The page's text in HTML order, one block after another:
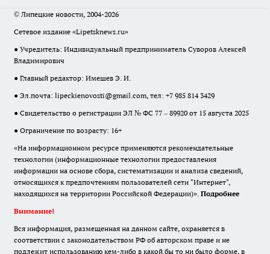
© Липецкие новости, 2004-2026
Сетевое издание «Lipetsknews.ru»
● Учредитель: Индивидуальный предприниматель Суворов Алексей
Владимирович
● Главный редактор: Имешев Э. И.
● Эл.почта: lipeckienovosti@gmail.com, тел: +7 985 814 3429
● Свидетельство о регистрации ЭЛ № ФС 77 – 89920 от 15 августа 2025
● Ограничение по возрасту: 16+
«На информационном ресурсе применяются рекомендательные
технологии (информационные технологии предоставления
информации на основе сбора, систематизации и анализа сведений,
относящихся к предпочтениям пользователей сети "Интернет",
находящихся на территории Российской Федерации)». Подробнее
Внимание!
Вся информация, размещенная на данном сайте, охраняется в
соответствии с законодательством РФ об авторском праве и не
подлежит использованию кем-либо в какой бы то ни было форме, в